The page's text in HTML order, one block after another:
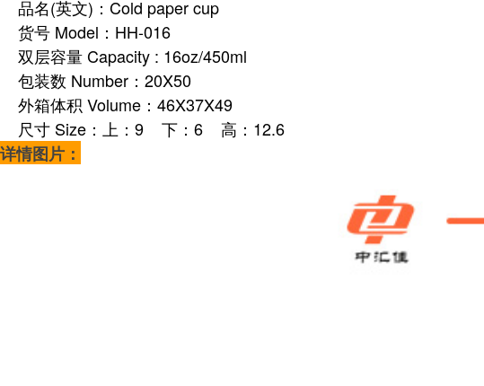
品名(英文)：Cold paper cup
货号 Model：HH-016
双层容量 Capacity : 16oz/450ml
包装数 Number：20X50
外箱体积 Volume：46X37X49
尺寸 Size：上：9 下：6 高：12.6
详情图片：